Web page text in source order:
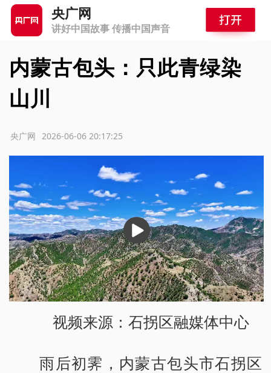
央广网
讲好中国故事 传播中国声音
内蒙古包头：只此青绿染
山川
2026-06-06 20:17:25
央广网
播
放
视频来源：石拐区融媒体中心
雨后初霁，内蒙古包头市石拐区